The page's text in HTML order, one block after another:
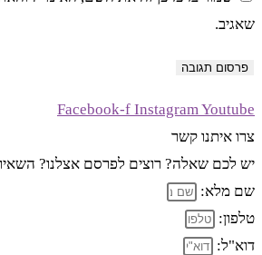
שאגיב.
Facebook-f InstagramYoutube
צרו איתנו קשר
יש לכם שאלה? רוצים לפרסם אצלנו?
שם מלא:
טלפון:
דוא"ל: